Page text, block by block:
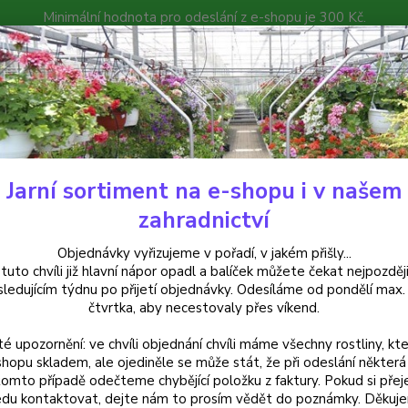
Minimální hodnota pro odeslání z e-shopu je 300 Kč.
můžete čekat nejpozději v následujícím týdnu po přijetí
Poradna Kontakty
Hledat
Bylinky a léčivky Satureja montana (Saturejka horská) - cena za kus v 3-
montana (Saturejka
Jarní sortiment na e-shopu i v našem
zahradnictví
Objednávky vyřizujeme v pořadí, v jakém přišly...
chvíli již hlavní nápor opadl a balíček můžete čekat
týdnu po přijetí objednávky. Odesíláme od pondělí
čtvrtka, aby necestovaly přes víkend.
upozornění: ve chvíli objednání chvíli máme všechny rostliny,
skladem, ale ojediněle se může stát, že při odeslání některá
případě odečteme chybějící položku z faktury. Pokud si
kontaktovat, dejte nám to prosím vědět do poznámky.